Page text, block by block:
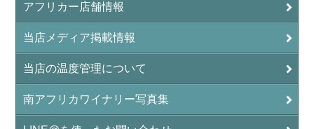
アフリカー店舗情報
当店メディア掲載情報
当店の温度管理について
南アフリカワイナリー写真集